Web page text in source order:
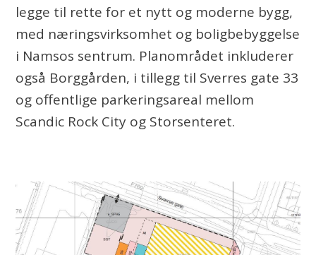
legge til rette for et nytt og moderne bygg,
med næringsvirksomhet og boligbebyggelse
i Namsos sentrum. Planområdet inkluderer
også Borggården, i tillegg til Sverres gate 33
og offentlige parkeringsareal mellom
Scandic Rock City og Storsenteret.